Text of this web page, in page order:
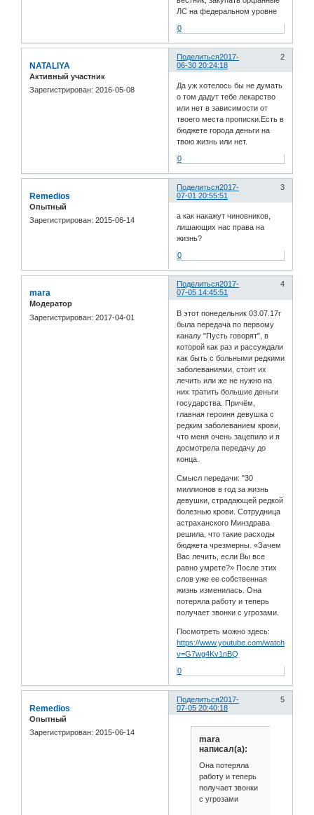
ЛС на федеральном уровне
0
Поделиться 2
2017-
06-30 20:24:18
NATALIYA
Активный участник
Зарегистрирован: 2016-05-08
Да уж хотелось бы не думать
о том дадут тебе лекарство
или нет в зависимости от
твоего места прописки.Есть в
бюджете города деньги на
твою жизнь или нет.
0
Поделиться 3
2017-
07-01 20:55:51
Remedios
Опытный
Зарегистрирован: 2015-06-14
а как накажут чиновников,
лишающих нас права на
жизнь?
0
Поделиться 4
2017-
07-05 14:45:51
mara
Модератор
Зарегистрирован: 2017-04-01
В этот понедельник 03.07.17г
была передача по первому
каналу "Пусть говорят", в
которой как раз и рассуждали
как быть с больными редкими
заболеваниями, стоит их
лечить или же не нужно на
них тратить большие деньги
государства. Причём,
главная героиня девушка с
редким заболеванием крови,
что меня очень зацепило и я
досмотрела передачу до
конца.
Смысл передачи: "30
миллионов в год за жизнь
девушки, страдающей редкой
болезнью крови. Сотрудница
астраханского Минздрава
решила, что такие расходы
бюджета чрезмерны. «Зачем
Вас лечить, если Вы все
равно умрете?» После этих
слов уже ее собственная
жизнь изменилась. Она
потеряла работу и теперь
получает звонки с угрозами.
Посмотреть можно здесь:
https://www.youtube.com/watch?
v=G7wg4Kv1nBQ
0
Поделиться 5
2017-
07-05 20:40:18
Remedios
Опытный
Зарегистрирован: 2015-06-14
mara
написал(а):
Она потеряла
работу и теперь
получает звонки
с угрозами